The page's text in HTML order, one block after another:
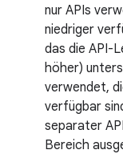
nur APIs
niedriger
das die API-
höher)
verwendet,
verfügbar
separater
Bereich